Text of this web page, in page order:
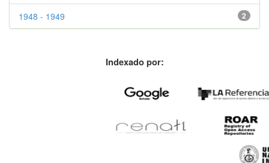
2
1948 - 1949
Indexado por: